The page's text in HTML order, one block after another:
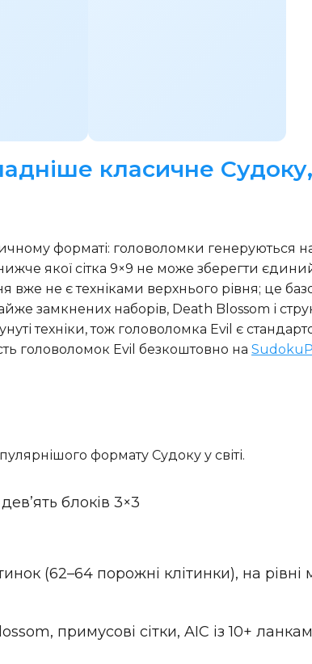
класичне
форматі: головоломки генеруються на
якої сітка 9×9 не може зберегти
не є техніками верхнього рівня; це
замкнених наборів, Death Blossom і
техніки, тож головоломка Evil є
головоломок Evil безкоштовно на
формату Судоку у світі.
блоків 3×3
(62–64 порожні клітинки), на
примусові сітки, AIC із 10+